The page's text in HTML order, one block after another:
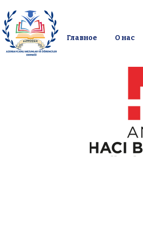
Главное О нас